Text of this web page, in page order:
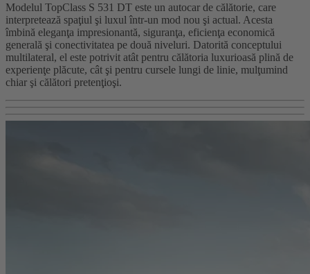
Modelul TopClass S 531 DT este un autocar de călătorie, care
interpretează spaţiul şi luxul într-un mod nou şi actual. Acesta
îmbină eleganţa impresionantă, siguranţa, eficienţa economică
generală şi conectivitatea pe două niveluri. Datorită conceptului
multilateral, el este potrivit atât pentru călătoria luxurioasă plină de
experienţe plăcute, cât şi pentru cursele lungi de linie, mulţumind
chiar şi călători pretenţioşi.